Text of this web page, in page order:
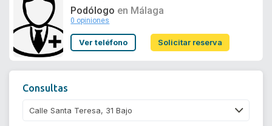
Soporte
Podólogo en Málaga
0 opiniones
Ver teléfono Solicitar reserva
Consultas